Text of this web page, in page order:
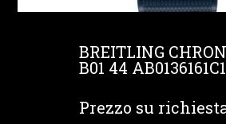
BREITLING
B01 44
Prezzo su